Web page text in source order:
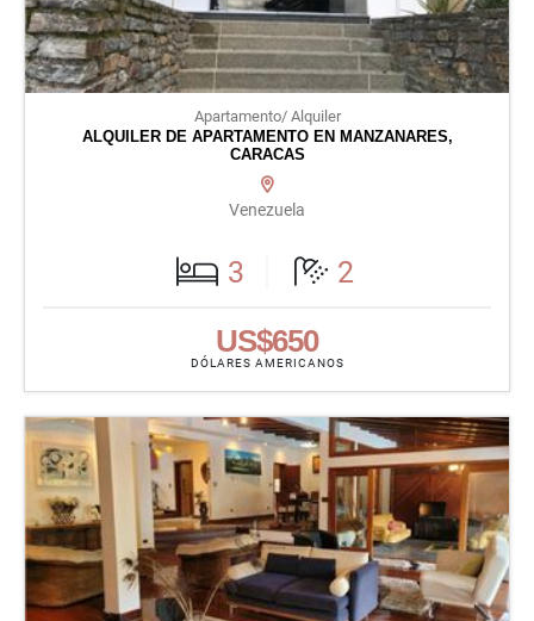
Apartamento/ Alquiler
ALQUILER DE APARTAMENTO EN MANZANARES,
CARACAS
Venezuela
3 2
US$650
DÓLARES AMERICANOS